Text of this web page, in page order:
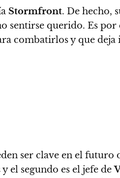
Stormfront. De hecho,
sentirse querido. Es por
combatirlos y que deja
ser clave en el futuro
el segundo es el jefe de